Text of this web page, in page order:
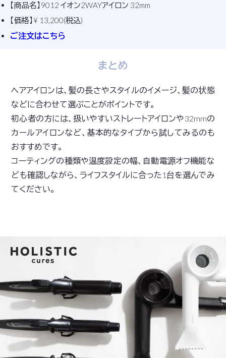
【商品名】9012 イオン2WAYアイロン 32mm
【価格】¥ 13,200(税込)
ご注文はこちら
まとめ
ヘアアイロンは、髪の長さやスタイルのイメージ、髪の状態
などに合わせて選ぶことがポイントです。
初心者の方には、扱いやすいストレートアイロンや32mmの
カールアイロンなど、基本的なタイプから試してみるのも
おすすめです。
コーティングの種類や温度設定の幅、自動電源オフ機能な
ども確認しながら、ライフスタイルに合った1台を選んでみ
てください。